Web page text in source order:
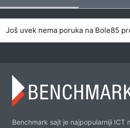
Još uvek nema poruka na Bole85
Benchmark sajt je najpopularniji ICT